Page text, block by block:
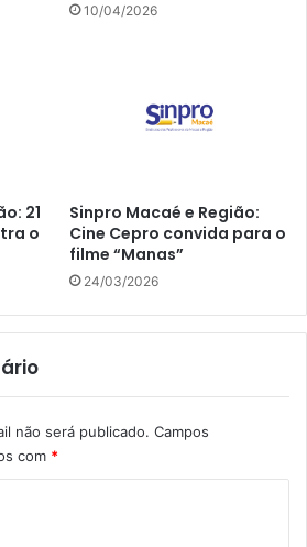
10/04/2026
21
o
Sinpro Macaé e Região:
Cine Cepro convida para o
filme “Manas”
24/03/2026
não será publicado. Campos
com *